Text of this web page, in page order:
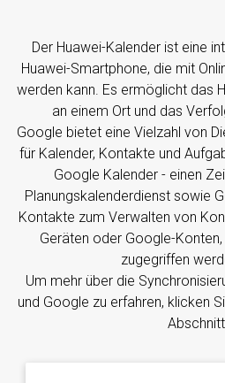
Der Huawei-Kalender ist eine
Huawei-Smartphone, die mit
werden kann. Es ermöglicht das
an einem Ort und das
Google bietet eine Vielzahl von
für Kalender, Kontakte und
Google Kalender - einen
Planungskalenderdienst sowie
Kontakte zum Verwalten von
Geräten oder Google-
zugegriffen
Um mehr über die
und Google zu erfahren, klicken
Abschnitt.